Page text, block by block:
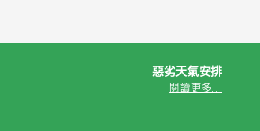
惡劣天氣安排
閱讀更多...